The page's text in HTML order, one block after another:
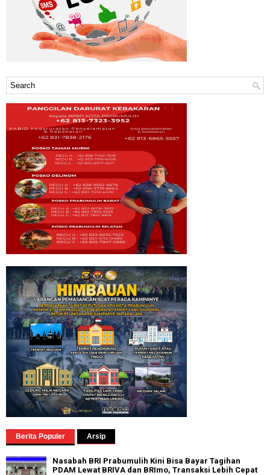
Berita Populer Arsip
Nasabah BRI Prabumulih Kini Bisa Bayar Tagihan
PDAM Lewat BRIVA dan BRImo, Transaksi Lebih Cepat